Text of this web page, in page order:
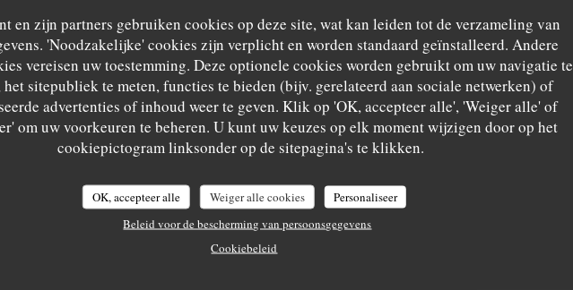
en zijn partners gebruiken cookies op deze site, wat kan leiden tot de verzameling van
'Noodzakelijke' cookies zijn verplicht en worden standaard geïnstalleerd. Andere
vereisen uw toestemming. Deze optionele cookies worden gebruikt om uw navigatie te
het sitepubliek te meten, functies te bieden (bijv. gerelateerd aan sociale netwerken) of
advertenties of inhoud weer te geven. Klik op 'OK, accepteer alle', 'Weiger alle' of
om uw voorkeuren te beheren. U kunt uw keuzes op elk moment wijzigen door op het
cookiepictogram linksonder op de sitepagina's te klikken.
OK, accepteer alle Weiger alle cookies
Personaliseer
Beleid voor de bescherming van persoonsgegevens
Cookiebeleid
Nous recommandons !
Service:4/5 Atmosfeer:5 /5 Keuken:5 /5 Kwaliteit / Prijs: 4/5